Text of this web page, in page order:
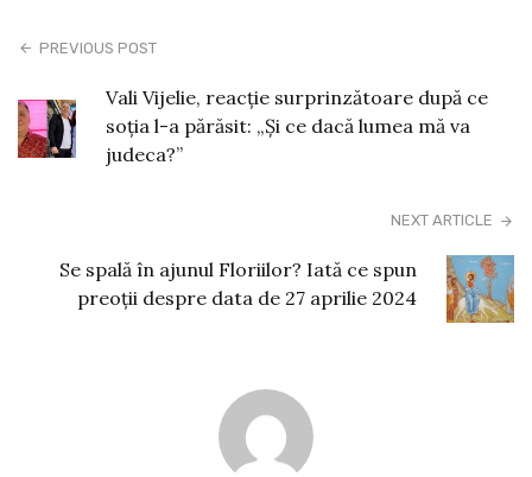
PREVIOUS POST
Vali Vijelie, reacție surprinzătoare după ce
soția l-a părăsit: „Și ce dacă lumea mă va
judeca?”
NEXT ARTICLE
Se spală în ajunul Floriilor? Iată ce spun
preoţii despre data de 27 aprilie 2024